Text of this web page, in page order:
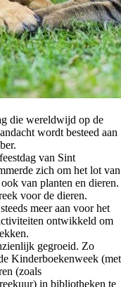
die wereldwijd op de
wordt besteed aan
van Sint
zich om het lot van
van planten en dieren.
voor de dieren.
meer aan voor het
ontwikkeld om
gegroeid. Zo
Kinderboekenweek (met
(zoals
in bibliotheken te